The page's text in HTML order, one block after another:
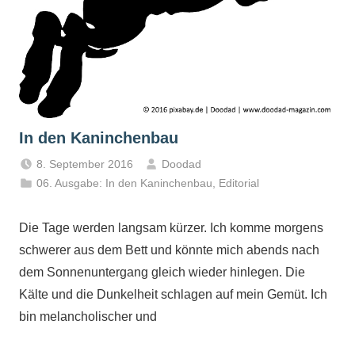
In den Kaninchenbau
8. September 2016
Doodad
06. Ausgabe: In den Kaninchenbau
Editorial
Die Tage werden langsam kürzer. Ich komme morgens
schwerer aus dem Bett und könnte mich abends nach
dem Sonnenuntergang gleich wieder hinlegen. Die
Kälte und die Dunkelheit schlagen auf mein Gemüt. Ich
bin melancholischer und